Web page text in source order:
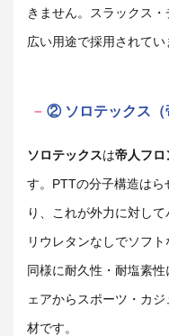
きません。スラックス
広い用途で採用されてい
② ソロテックス（
ソロテックスは帝人フロ
す。PTTの分子構造は
り、これが外力に対し
リウレタンなしでソフ
同様に耐久性・耐塩素
ェアからスポーツ・カ
材です。